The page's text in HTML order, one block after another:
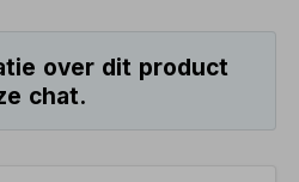
over dit product
chat.